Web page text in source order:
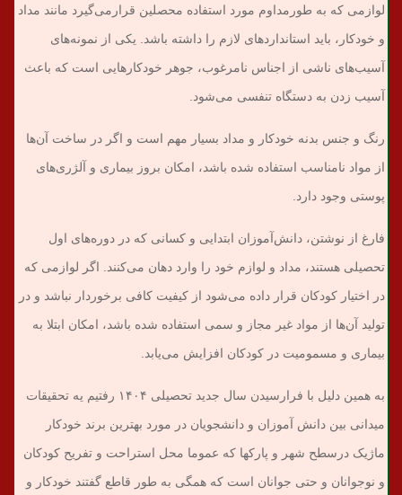
لوازمی که به طورمداوم مورد استفاده‌ محصلین قرارمی‌گیرد مانند مداد
و خودکار، باید استانداردهای لازم را داشته باشد. یکی از نمونه‌های
آسیب‌های ناشی از اجناس نامرغوب، جوهر خودکارهایی است که باعث
آسیب زدن به دستگاه تنفسی می‌شود.
رنگ و جنس بدنه‌ خودکار و مداد بسیار مهم است و اگر در ساخت آن‌ها
از مواد نامناسب استفاده شده باشد، امکان بروز بیماری و آلژری‌های
پوستی وجود دارد.
فارغ از نوشتن، دانش‌آموزان ابتدایی و کسانی که در دوره‌های اول
تحصیلی هستند، مداد و لوازم خود را وارد دهان می‌کنند. اگر لوازمی که
در اختیار کودکان قرار داده می‌شود از کیفیت کافی برخوردار نباشد و در
تولید آن‌ها از مواد غیر مجاز و سمی استفاده شده باشد، امکان ابتلا به
بیماری و مسمومیت در کودکان افزایش می‌یابد.
به همین دلیل با فرارسیدن سال جدید تحصیلی ۱۴۰۴ رفتیم یه تحقیقات
میدانی بین دانش آموزان و دانشجویان در مورد بهترین برند خودکار
ماژیک درسطح شهر و پارکها که عموما محل استراحت و تفریح کودکان
و نوجوانان و حتی جوانان است که همگی به طور قاطع گفتند خودکار و